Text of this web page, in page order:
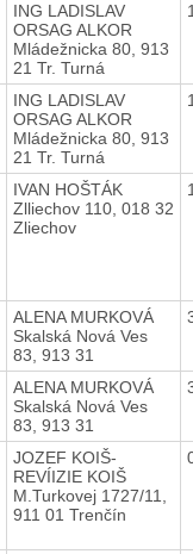
ING LADISLAV
ORSAG ALKOR
Mládežnicka 80, 913
21 Tr. Turná
ING LADISLAV
ORSAG ALKOR
Mládežnicka 80, 913
21 Tr. Turná
IVAN HOŠTÁK
Zlliechov 110, 018 32
Zliechov
ALENA MURKOVÁ
Skalská Nová Ves
83, 913 31
ALENA MURKOVÁ
Skalská Nová Ves
83, 913 31
JOZEF KOIŠ-
REVÍIZIE KOIŠ
M.Turkovej 1727/11,
911 01 Trenčín